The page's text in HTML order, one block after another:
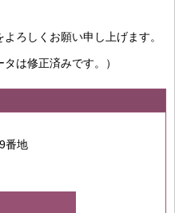
ろしくお願い申し上げます。
は修正済みです。）
番地